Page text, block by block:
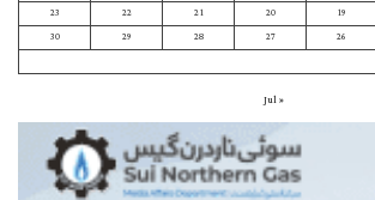
19
20
21
22
23
26
27
28
29
30
« Jul